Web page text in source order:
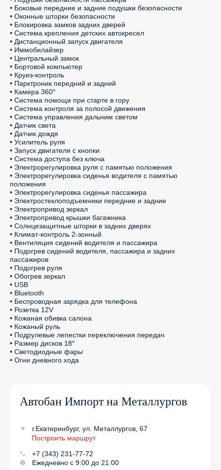
• Боковые передние и задние подушки безопасности
• Оконные шторки безопасности
• Блокировка замков задних дверей
• Система крепления детских автокресел
• Дистанционный запуск двигателя
• Иммобилайзер
• Центральный замок
• Бортовой компьютер
• Круиз-контроль
• Парктроник передний и задний
• Камера 360°
• Система помощи при старте в гору
• Система контроля за полосой движения
• Система управления дальним светом
• Датчик света
• Датчик дождя
• Усилитель руля
• Запуск двигателя с кнопки
• Система доступа без ключа
• Электрорегулировка руля с памятью положения
• Электрорегулировка сиденья водителя с памятью
положения
• Электрорегулировка сиденья пассажира
• Электростеклоподъемники передние и задние
• Электропривод зеркал
• Электропривод крышки багажника
• Солнцезащитные шторки в задних дверях
• Климат-контроль 2-зонный
• Вентиляция сидений водителя и пассажира
• Подогрев сидений водителя, пассажира и задних
пассажиров
• Подогрев руля
• Обогрев зеркал
• USB
• Bluetooth
• Беспроводная зарядка для телефона
• Розетка 12V
• Кожаная обивка салона
• Кожаный руль
• Подрулевые лепестки переключения передач
• Размер дисков 18″
• Светодиодные фары
• Огни дневного хода
Автобан Импорт на Металлургов
г.Екатеринбург, ул. Металлургов, 67
Построить маршрут
+7 (343) 231-77-72
Ежедневно с 9:00 до 21:00